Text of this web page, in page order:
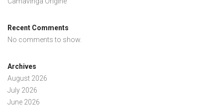
Recent Comments
No comments to show.
Archives
August 2026
July 2026
June 2026